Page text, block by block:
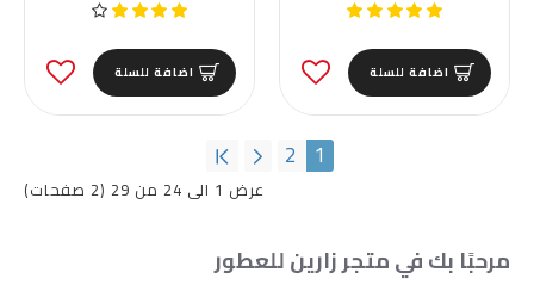
اضافة للسلة اضافة للسلة
1
2
عرض 1 الى 24 من 29 (2 صفحات)
مرحبًا بك في متجر زارين للعطور